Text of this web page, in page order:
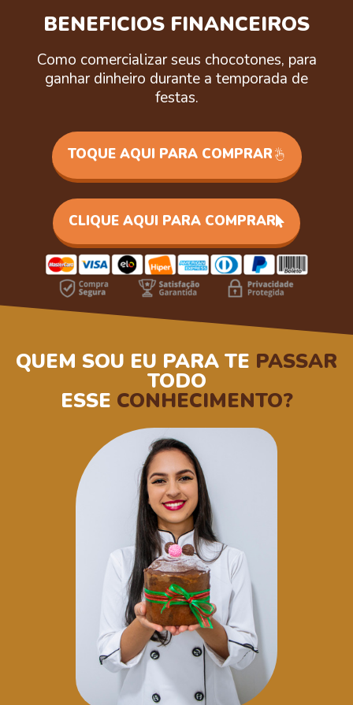
BENEFICIOS FINANCEIROS
Como comercializar seus chocotones, para
ganhar dinheiro durante a temporada de
festas.
TOQUE AQUI PARA COMPRAR
CLIQUE AQUI PARA COMPRAR
QUEM SOU EU PARA TE PASSAR
TODO
ESSE CONHECIMENTO?